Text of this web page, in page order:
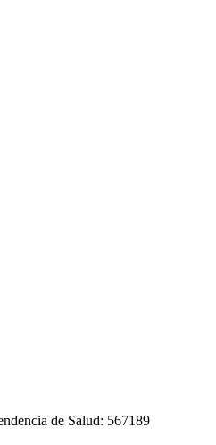
de Salud: 567189